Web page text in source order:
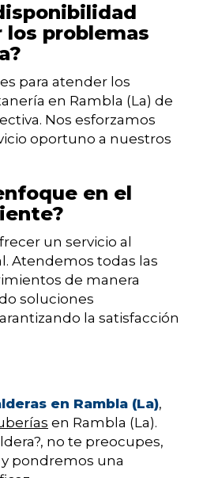
los problemas
para atender los
en Rambla (La) de
Nos esforzamos
oportuno a nuestros
en el
un servicio al
Atendemos todas las
de manera
soluciones
la satisfacción
en Rambla (La),
en Rambla (La).
no te preocupes,
pondremos una